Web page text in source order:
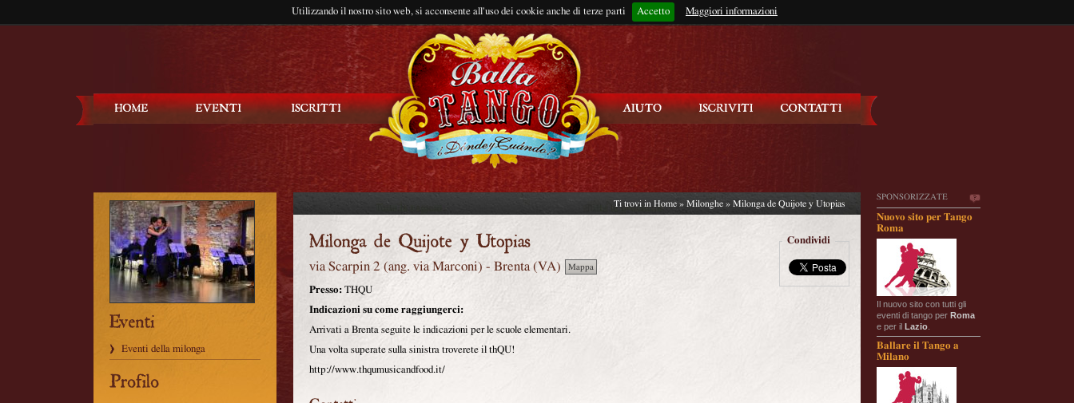
Utilizzando il nostro sito web, si acconsente all'uso dei cookie anche di terze parti Accetto Maggiori informazioni
Rimani connesso?
SPONSORIZZATE
Nuovo sito per Tango
Roma
Il nuovo sito con tutti gli
eventi di tango per Roma
e per il Lazio
Ballare il Tango a
Milano
Eventi della milonga
Ti trovi in Home » Milonghe » Milonga de Quijote y Utopias
via Scarpin 2 (ang. via Marconi) - Brenta (VA) Mappa
Condividi
Presso: THQU
Indicazioni su come raggiungerci:
Arrivati a Brenta seguite le indicazioni per le scuole elementari.
Una volta superate sulla sinistra troverete il thQU!
http://www.thqumusicandfood.it/